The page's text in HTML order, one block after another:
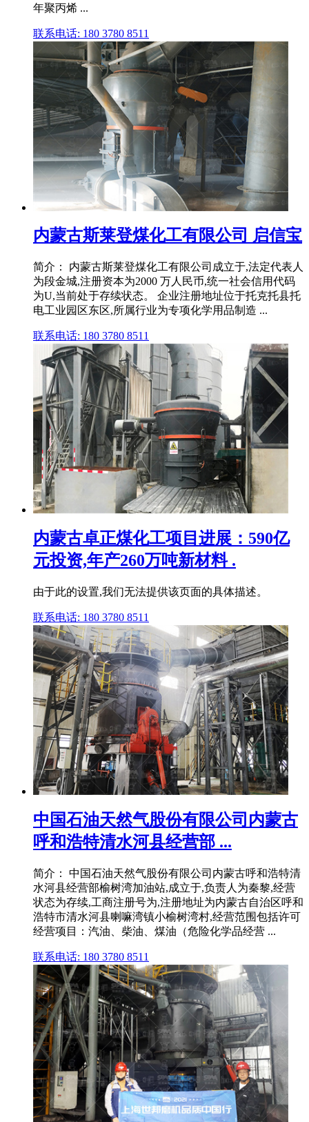
年聚丙烯 ...
联系电话: 180 3780 8511
内蒙古斯莱登煤化工有限公司 启信宝
简介： 内蒙古斯莱登煤化工有限公司成立于,法定代表人
为段金城,注册资本为2000 万人民币,统一社会信用代码
为U,当前处于存续状态。 企业注册地址位于托克托县托
电工业园区东区,所属行业为专项化学用品制造 ...
联系电话: 180 3780 8511
内蒙古卓正煤化工项目进展：590亿
元投资,年产260万吨新材料 .
由于此的设置,我们无法提供该页面的具体描述。
联系电话: 180 3780 8511
中国石油天然气股份有限公司内蒙古
呼和浩特清水河县经营部 ...
简介： 中国石油天然气股份有限公司内蒙古呼和浩特清
水河县经营部榆树湾加油站,成立于,负责人为秦黎,经营
状态为存续,工商注册号为,注册地址为内蒙古自治区呼和
浩特市清水河县喇嘛湾镇小榆树湾村,经营范围包括许可
经营项目：汽油、柴油、煤油（危险化学品经营 ...
联系电话: 180 3780 8511